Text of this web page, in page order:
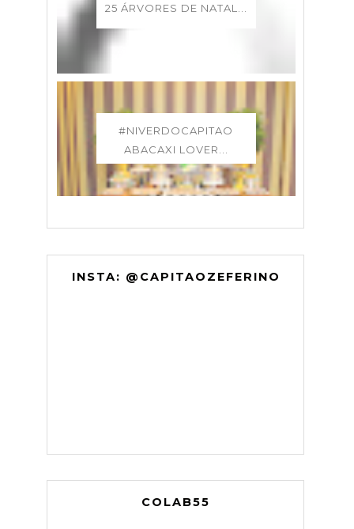
25 ÁRVORES DE NATAL...
#NIVERDOCAPITAO
ABACAXI LOVER...
INSTA: @CAPITAOZEFERINO
COLAB55